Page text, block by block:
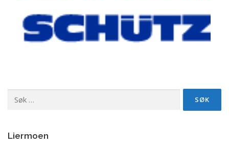
etter:
Liermoen